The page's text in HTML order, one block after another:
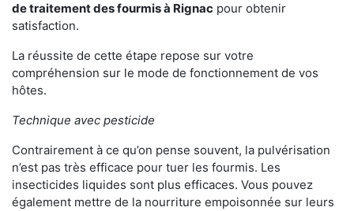
de traitement des fourmis à Rignac pour obtenir
satisfaction.
La réussite de cette étape repose sur votre
compréhension sur le mode de fonctionnement de vos
hôtes.
Technique avec pesticide
Contrairement à ce qu’on pense souvent, la pulvérisation
n’est pas très efficace pour tuer les fourmis. Les
insecticides liquides sont plus efficaces. Vous pouvez
également mettre de la nourriture empoisonnée sur leurs